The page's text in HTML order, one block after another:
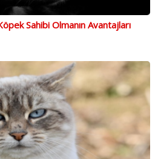
Sahibi Olmanın Avantajları